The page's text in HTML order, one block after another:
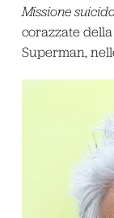
Missione
corazzate
Superman,